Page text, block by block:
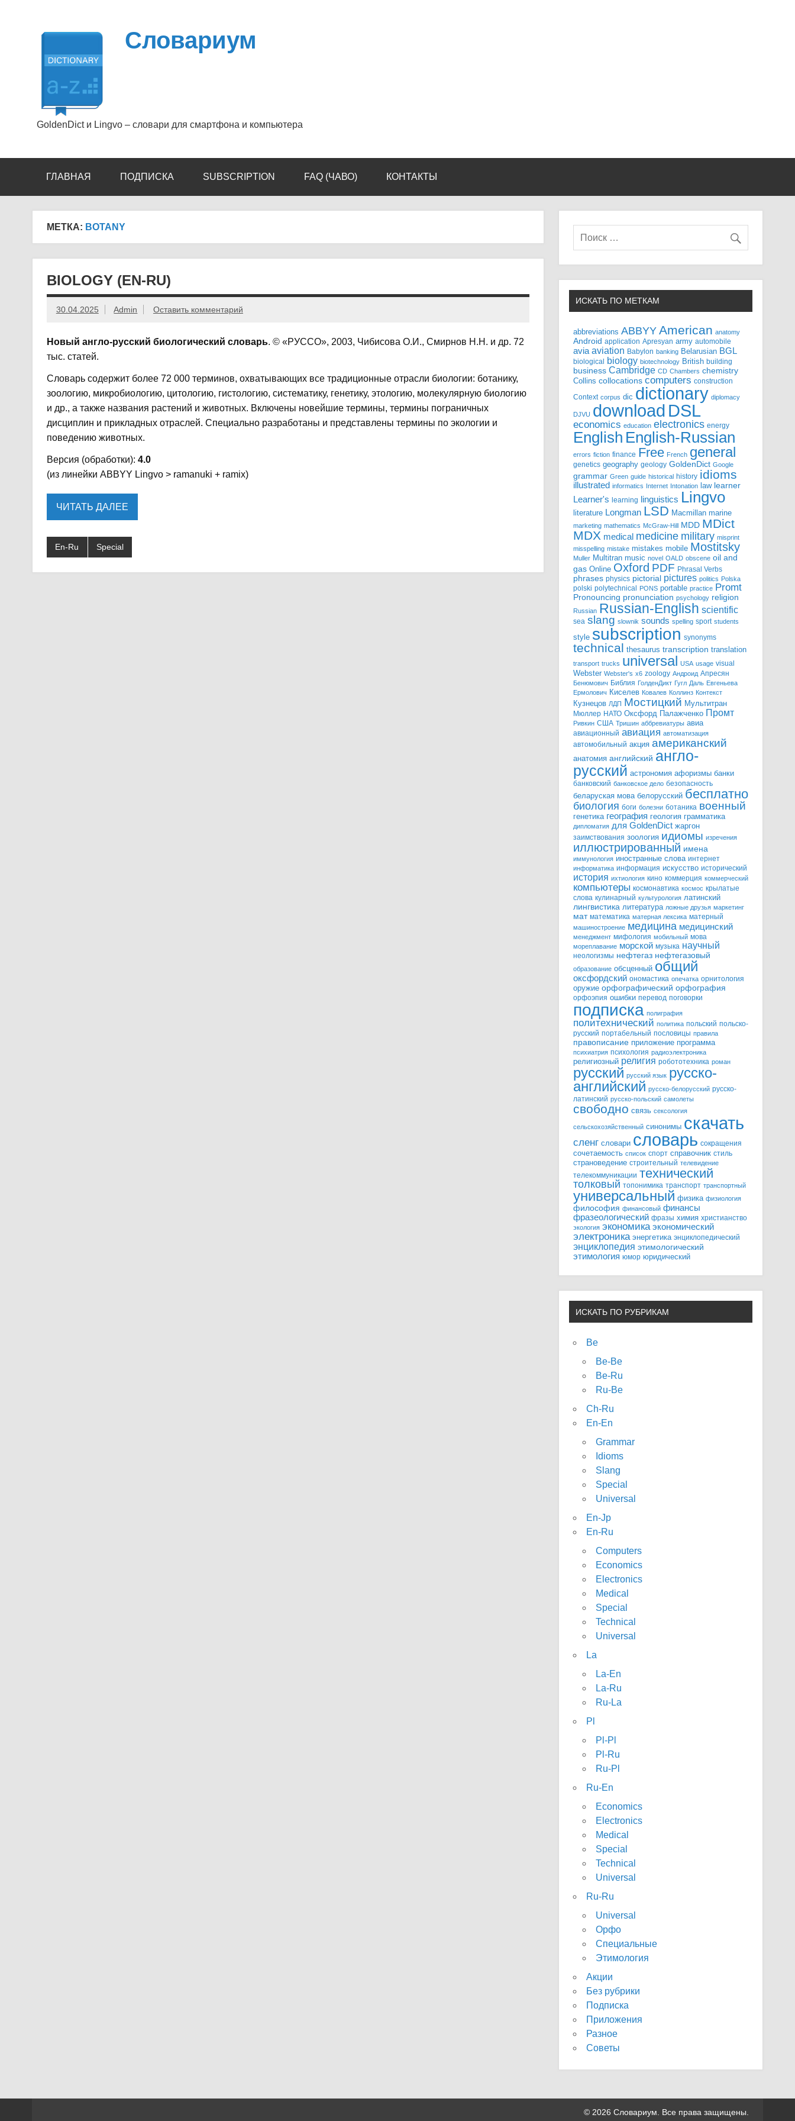
Словариум
GoldenDict и Lingvo – словари для смартфона и компьютера
ГЛАВНАЯ ПОДПИСКА SUBSCRIPTION FAQ (ЧАВО) КОНТАКТЫ
МЕТКА: BOTANY
BIOLOGY (EN-RU)
30.04.2025 Admin Оставить комментарий
Новый англо-русский биологический словарь. © «РУССО», 2003, Чибисова О.И., Смирнов Н.Н. и др. 72
тыс. статей.
Словарь содержит более 72 000 терминов, охватывающих все традиционные отрасли биологии: ботанику,
зоологию, микробиологию, цитологию, гистологию, систематику, генетику, этологию, молекулярную биологию
и др., а также названия растений и животных. Включены новейшие термины, термины пограничных
дисциплин и прикладных отраслей. Специально разработаны и представлены термины по экологии и
поведению животных.
Версия (обработки): 4.0
(из линейки ABBYY Lingvo > ramanuki + ramix)
ЧИТАТЬ ДАЛЕЕ
En-Ru Special
ИСКАТЬ ПО МЕТКАМ
abbreviations ABBYY American anatomy
Android application Apresyan army automobile
avia aviation Babylon banking Belarusian BGL
biological biology biotechnology British building
business Cambridge CD Chambers chemistry
Collins collocations computers construction
Context corpus dic dictionary diplomacy
DJVU download DSL
economics education electronics energy
English English-Russian
errors fiction finance Free French general
genetics geography geology GoldenDict Google
grammar Green guide historical history idioms
illustrated informatics Internet Intonation law learner
Learner's learning linguistics Lingvo
literature Longman LSD Macmillan marine
marketing mathematics McGraw-Hill MDD MDict
MDX medical medicine military misprint
misspelling mistake mistakes mobile Mostitsky
Muller Multitran music novel OALD obscene oil and
gas Online Oxford PDF Phrasal Verbs
phrases physics pictorial pictures politics Polska
polski polytechnical PONS portable practice Promt
Pronouncing pronunciation psychology religion
Russian Russian-English scientific
sea slang slownik sounds spelling sport students
style subscription synonyms
technical thesaurus transcription translation
transport trucks universal USA usage visual
Webster Webster's x6 zoology Андроид Апресян
Бенюмович Библия ГолденДикт Гугл Даль Евгеньева
Ермолович Киселев Ковалев Коллинз Контекст
Кузнецов ЛДП Мостицкий Мультитран
Мюллер НАТО Оксфорд Палажченко Промт
Ривкин США Тришин аббревиатуры авиа
авиационный авиация автоматизация
автомобильный акция американский
анатомия английский англо-
русский астрономия афоризмы банки
банковский банковское дело безопасность
беларуская мова белорусский бесплатно
биология боги болезни ботаника военный
генетика география геология грамматика
дипломатия для GoldenDict жаргон
заимствования зоология идиомы изречения
иллюстрированный имена
иммунология иностранные слова интернет
информатика информация искусство исторический
история ихтиология кино коммерция коммерческий
компьютеры космонавтика космос крылатые
слова кулинарный культурология латинский
лингвистика литература ложные друзья маркетинг
мат математика матерная лексика матерный
машиностроение медицина медицинский
менеджмент мифология мобильный мова
мореплавание морской музыка научный
неологизмы нефтегаз нефтегазовый
образование обсценный общий
оксфордский ономастика опечатка орнитология
оружие орфографический орфография
орфоэпия ошибки перевод поговорки
подписка полиграфия
политехнический политика польский польско-
русский портабельный пословицы правила
правописание приложение программа
психиатрия психология радиоэлектроника
религиозный религия робототехника роман
русский русский язык русско-
английский русско-белорусский русско-
латинский русско-польский самолеты
свободно связь сексология
сельскохозяйственный синонимы скачать
сленг словари словарь сокращения
сочетаемость список спорт справочник стиль
страноведение строительный телевидение
телекоммуникации технический
толковый топонимика транспорт транспортный
универсальный физика физиология
философия финансовый финансы
фразеологический фразы химия христианство
экология экономика экономический
электроника энергетика энциклопедический
энциклопедия этимологический
этимология юмор юридический
ИСКАТЬ ПО РУБРИКАМ
Be
Be-Be
Be-Ru
Ru-Be
Ch-Ru
En-En
Grammar
Idioms
Slang
Special
Universal
En-Jp
En-Ru
Computers
Economics
Electronics
Medical
Special
Technical
Universal
La
La-En
La-Ru
Ru-La
Pl
Pl-Pl
Pl-Ru
Ru-Pl
Ru-En
Economics
Electronics
Medical
Special
Technical
Universal
Ru-Ru
Universal
Орфо
Специальные
Этимология
Акции
Без рубрики
Подписка
Приложения
Разное
Советы
© 2026 Словариум. Все права защищены.